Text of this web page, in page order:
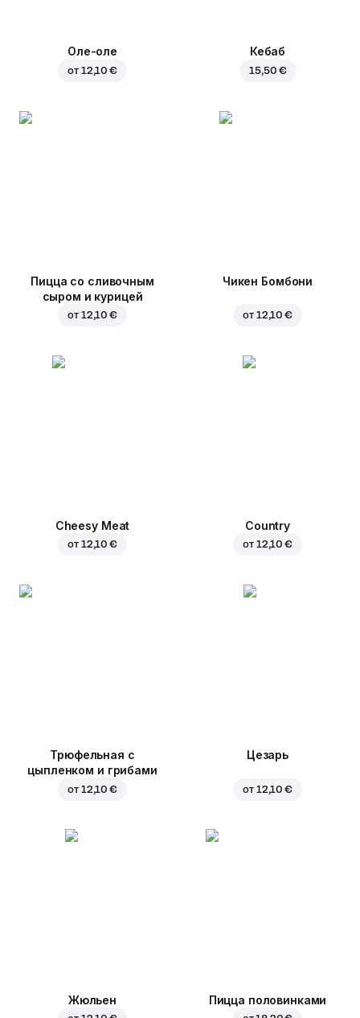
Оле-оле
от 12,10 €
Кебаб
15,50 €
Пицца со сливочным
сыром и курицей
от 12,10 €
Чикен Бомбони
от 12,10 €
Cheesy Meat
от 12,10 €
Country
от 12,10 €
Трюфельная с
цыпленком и грибами
от 12,10 €
Цезарь
от 12,10 €
Жюльен Пицца половинками